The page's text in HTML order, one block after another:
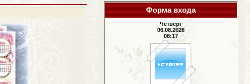
Форма входа
Четверг
06.08.2026
08:17